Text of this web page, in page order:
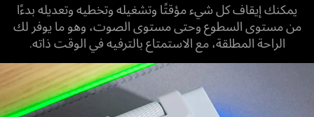
يمكنك إيقاف كل شيء مؤقتًا وتشغيله وتخطيه وتعديله بدءًا
من مستوى السطوع وحتى مستوى الصوت، وهو ما يوفر لك
الراحة المطلقة، مع الاستمتاع بالترفيه في الوقت ذاته.